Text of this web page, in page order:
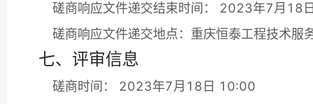
磋商响应文件递交结束时间： 2023年7月18
磋商响应文件递交地点：重庆恒泰工程技术
七、评审信息
磋商时间： 2023年7月18日 10:00